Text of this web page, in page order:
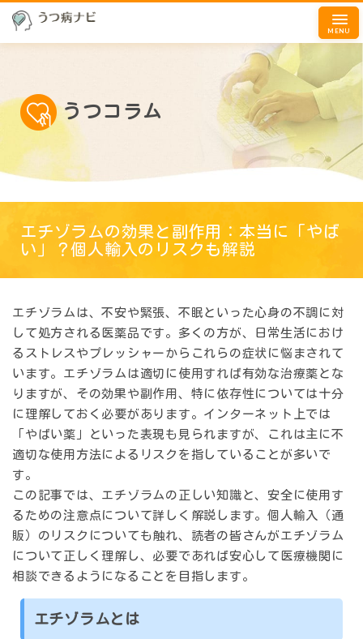
MENU
うつコラム
エチゾラムの効果と副作用：本当に「やば
い」？個人輸入のリスクも解説
エチゾラムは、不安や緊張、不眠といった心身の不調に対
して処方される医薬品です。多くの方が、日常生活におけ
るストレスやプレッシャーからこれらの症状に悩まされて
います。エチゾラムは適切に使用すれば有効な治療薬とな
りますが、その効果や副作用、特に依存性については十分
に理解しておく必要があります。インターネット上では
「やばい薬」といった表現も見られますが、これは主に不
適切な使用方法によるリスクを指していることが多いで
す。
この記事では、エチゾラムの正しい知識と、安全に使用す
るための注意点について詳しく解説します。個人輸入（通
販）のリスクについても触れ、読者の皆さんがエチゾラム
について正しく理解し、必要であれば安心して医療機関に
相談できるようになることを目指します。
エチゾラムとは